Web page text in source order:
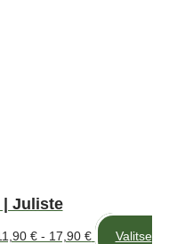
| Juliste
€ - 17,90 €
Valitse